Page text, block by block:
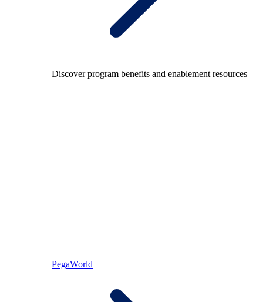
Discover program benefits and enablement resources
PegaWorld